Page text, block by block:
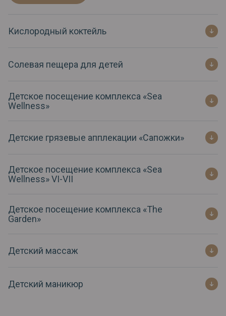
Кислородный коктейль
Солевая пещера для детей
Детское посещение комплекса «Sea
Wellness»
Детские грязевые апплекации «Сапожки»
Детское посещение комплекса «Sea
Wellness» VI-VII
Детское посещение комплекса «The
Garden»
Детский массаж
Детский маникюр